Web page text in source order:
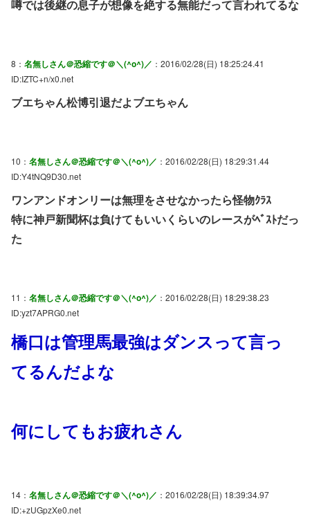
噂では後継の息子が想像を絶する無能だって言われてるな
8： 名無しさん＠恐縮です＠＼(^o^)／ ：2016/02/28(日) 18:25:24.41
ID:IZTC+n/x0.net
ブエちゃん松博引退だよブエちゃん
10： 名無しさん＠恐縮です＠＼(^o^)／ ：2016/02/28(日) 18:29:31.44
ID:Y4tNQ9D30.net
ワンアンドオンリーは無理をさせなかったら怪物ｸﾗｽ
特に神戸新聞杯は負けてもいいくらいのレースがﾍﾞｽﾄだっ
た
11： 名無しさん＠恐縮です＠＼(^o^)／ ：2016/02/28(日) 18:29:38.23
ID:yzt7APRG0.net
橋口は管理馬最強はダンスって言っ
てるんだよな
何にしてもお疲れさん
14： 名無しさん＠恐縮です＠＼(^o^)／ ：2016/02/28(日) 18:39:34.97
ID:+zUGpzXe0.net